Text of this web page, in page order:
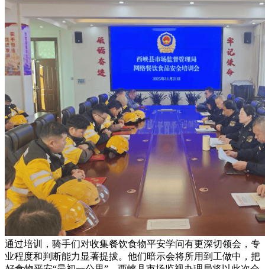
通过培训，骑手们对收集餐饮食物平安学问有更深切领会，专
业程度和判断能力显著提拔。他们暗示会将所用到工做中，把